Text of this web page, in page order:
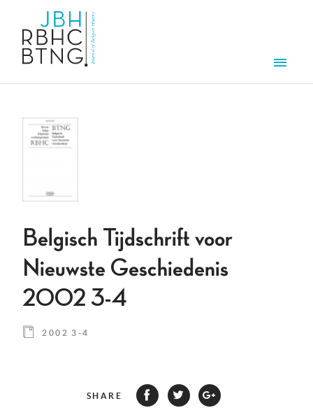
Belgisch Tijdschrift voor
Nieuwste Geschiedenis
2002 3-4
2002 3-4
SHARE